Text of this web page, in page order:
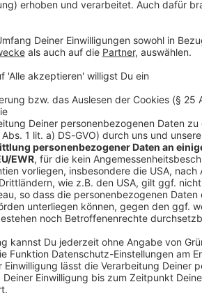
- ROCK ANTENNE Bayern
Nickelsdorf
09:00 Uhr
NOVA ROCK
Pannonia Fields II
2425 Nickelsdorf
Tickets Anfahrt